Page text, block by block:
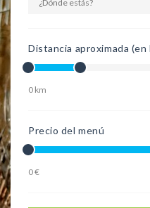
Distancia aproximada
0 km
Precio del menú
0 €